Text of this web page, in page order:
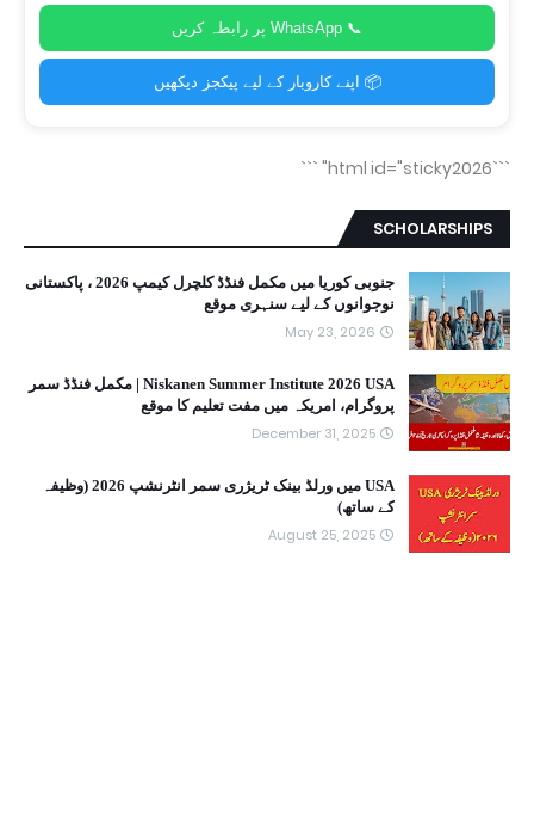
📞 WhatsApp پر رابطہ کریں
📦 اپنے کاروبار کے لیے پیکجز دیکھیں
```html id="sticky2026"
```
SCHOLARSHIPS
جنوبی کوریا میں مکمل فنڈڈ کلچرل کیمپ 2026 ، پاکستانی
نوجوانوں کے لیے سنہری موقع
May 23, 2026
Niskanen Summer Institute 2026 USA | مکمل فنڈڈ سمر
پروگرام، امریکہ میں مفت تعلیم کا موقع
December 31, 2025
USA میں ورلڈ بینک ٹریژری سمر انٹرنشپ 2026 (وظیفہ
کے ساتھ)
August 25, 2025